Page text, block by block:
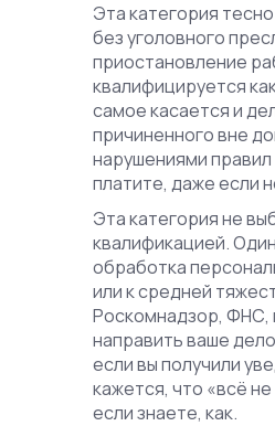
Эта категория
без уголовного
приостановление
квалифицируется
самое касается и
причиненного вне
нарушениями
платите, даже если
Эта категория не
квалификацией.
обработка
или к средней
Роскомнадзор, ФНС,
направить ваше
если вы получили
кажется, что «всё
если знаете, как.